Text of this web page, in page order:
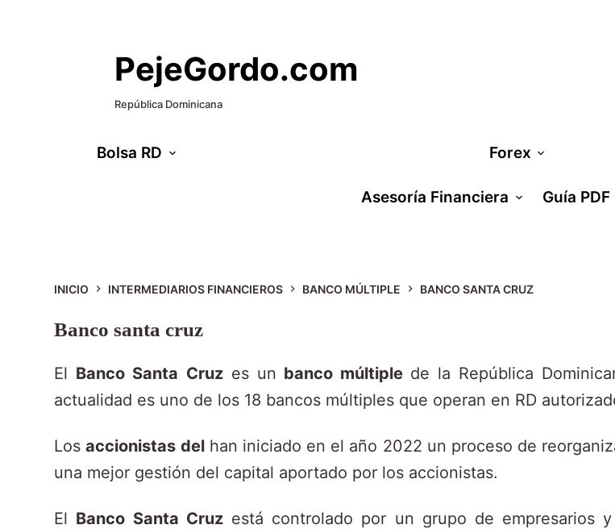
PejeGordo.com
República Dominicana
Bolsa RD Forex
Asesoría Financiera Guía PDF
INICIO INTERMEDIARIOS FINANCIEROS BANCO MÚLTIPLE BANCO SANTA CRUZ
Banco santa cruz
El Banco Santa Cruzes un banco múltiple de la República
actualidad es uno de los 18 bancos múltiples que operan en RD
Losaccionistas delhan iniciado en el año 2022 un proceso de
una mejor gestión del capital aportado por los accionistas.
El Banco Santa Cruzestá controlado por un grupo de empresarios